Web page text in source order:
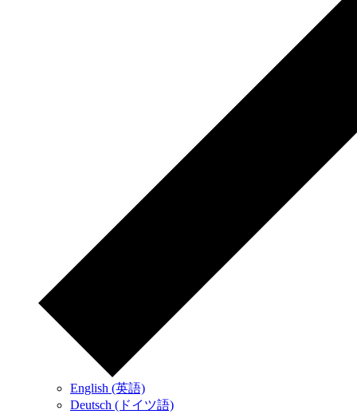
English (英語)
Deutsch (ドイツ語)